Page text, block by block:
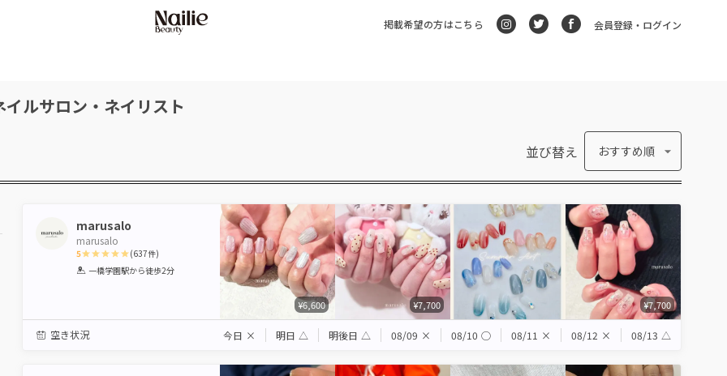
掲載希望の方はこちら 会員登録・ログイン
ルサロン・ネイリスト
並び替え おすすめ順
marusalo
marusalo
5
1 2 3 4 5
(637件)
一橋学園駅から徒歩2分
¥6,600 ¥7,700 ¥7,700
空き状況 今日 × 明日 △ 明後日 △ 08/09 × 08/10 ◯ 08/11 × 08/12 × 08/13 △